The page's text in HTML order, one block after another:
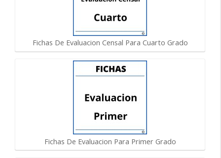
Fichas De Evaluacion Censal Para Cuarto Grado
Fichas De Evaluacion Para Primer Grado